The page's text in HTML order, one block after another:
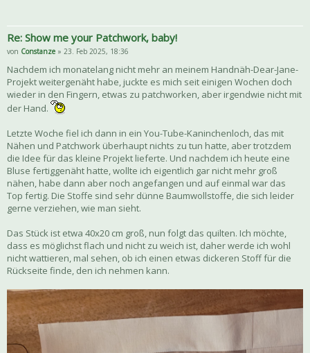
Re: Show me your Patchwork, baby!
von Constanze » 23. Feb 2025, 18:36
Nachdem ich monatelang nicht mehr an meinem Handnäh-Dear-Jane-
Projekt weitergenäht habe, juckte es mich seit einigen Wochen doch
wieder in den Fingern, etwas zu patchworken, aber irgendwie nicht mit
der Hand.
Letzte Woche fiel ich dann in ein You-Tube-Kaninchenloch, das mit
Nähen und Patchwork überhaupt nichts zu tun hatte, aber trotzdem
die Idee für das kleine Projekt lieferte. Und nachdem ich heute eine
Bluse fertiggenäht hatte, wollte ich eigentlich gar nicht mehr groß
nähen, habe dann aber noch angefangen und auf einmal war das
Top fertig. Die Stoffe sind sehr dünne Baumwollstoffe, die sich leider
gerne verziehen, wie man sieht.
Das Stück ist etwa 40x20 cm groß, nun folgt das quilten. Ich möchte,
dass es möglichst flach und nicht zu weich ist, daher werde ich wohl
nicht wattieren, mal sehen, ob ich einen etwas dickeren Stoff für die
Rückseite finde, den ich nehmen kann.